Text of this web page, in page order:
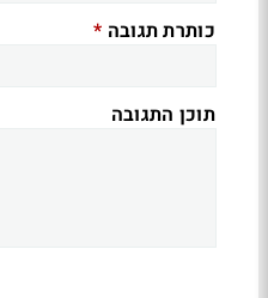
כותרת תגובה *
תוכן התגובה